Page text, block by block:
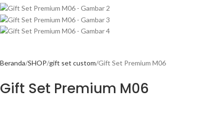
Beranda SHOP gift set custom Gift Set Premium M06
Gift Set Premium M06